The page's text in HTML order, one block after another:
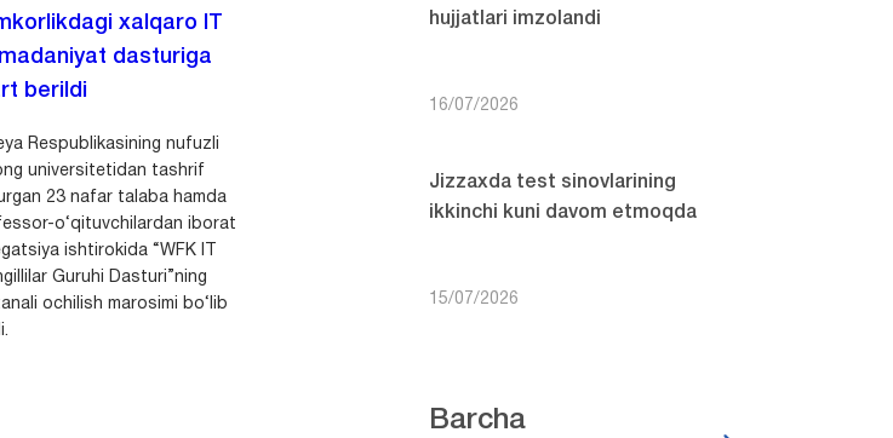
xalqaro IT
dasturiga
berildi
Respublikasining nufuzli
universitetidan tashrif
23 nafar talaba hamda
o‘qituvchilardan iborat
ishtirokida “WFK IT
Guruhi Dasturi”ning
ochilish marosimi bo‘lib
hujjatlari imzolandi
16/07/2026
Jizzaxda test sinovlarining
ikkinchi kuni davom etmoqda
15/07/2026
Barcha